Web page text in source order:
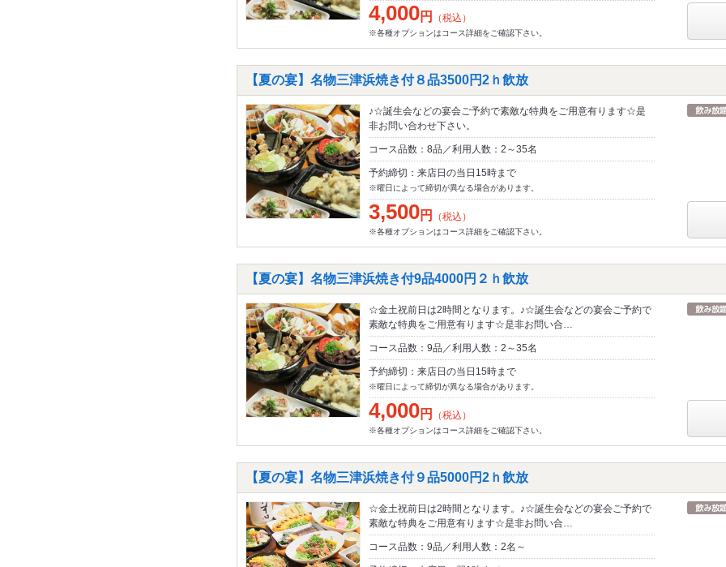
4,000円 （税込）
※各種オプションはコース詳細をご確認下さい。
【夏の宴】名物三津浜焼き付８品3500円2ｈ飲放
♪☆誕生会などの宴会ご予約で素敵な特典をご用意有ります☆是
非お問い合わせ下さい。
コース品数：8品／利用人数：2～35名
予約締切：来店日の当日15時まで
※曜日によって締切が異なる場合があります。
3,500円 （税込）
※各種オプションはコース詳細をご確認下さい。
【夏の宴】名物三津浜焼き付9品4000円２ｈ飲放
☆金土祝前日は2時間となります。♪☆誕生会などの宴会ご予約で
素敵な特典をご用意有ります☆是非お問い合…
コース品数：9品／利用人数：2～35名
予約締切：来店日の当日15時まで
※曜日によって締切が異なる場合があります。
4,000円 （税込）
※各種オプションはコース詳細をご確認下さい。
【夏の宴】名物三津浜焼き付９品5000円2ｈ飲放
☆金土祝前日は2時間となります。♪☆誕生会などの宴会ご予約で
素敵な特典をご用意有ります☆是非お問い合…
コース品数：9品／利用人数：2名～